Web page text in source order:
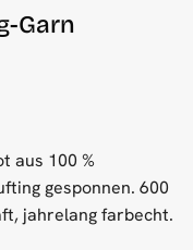
Garn
aus 100 %
gesponnen. 600
jahrelang farbecht.